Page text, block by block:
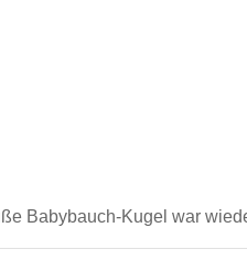
Babybauch-Kugel war